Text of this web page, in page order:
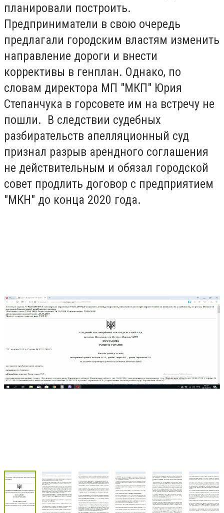
планировали построить.
Предприниматели в свою очередь
предлагали городским властям изменить
направление дороги и внести
коррективы в генплан. Однако, по
словам директора МП "МКП" Юрия
Степанчука в горсовете им на встречу не
пошли. В следствии судебных
разбирательств апелляционный суд
признал разрыв арендного соглашения
не действительным и обязал городской
совет продлить договор с предприятием
"МКН" до конца 2020 года.